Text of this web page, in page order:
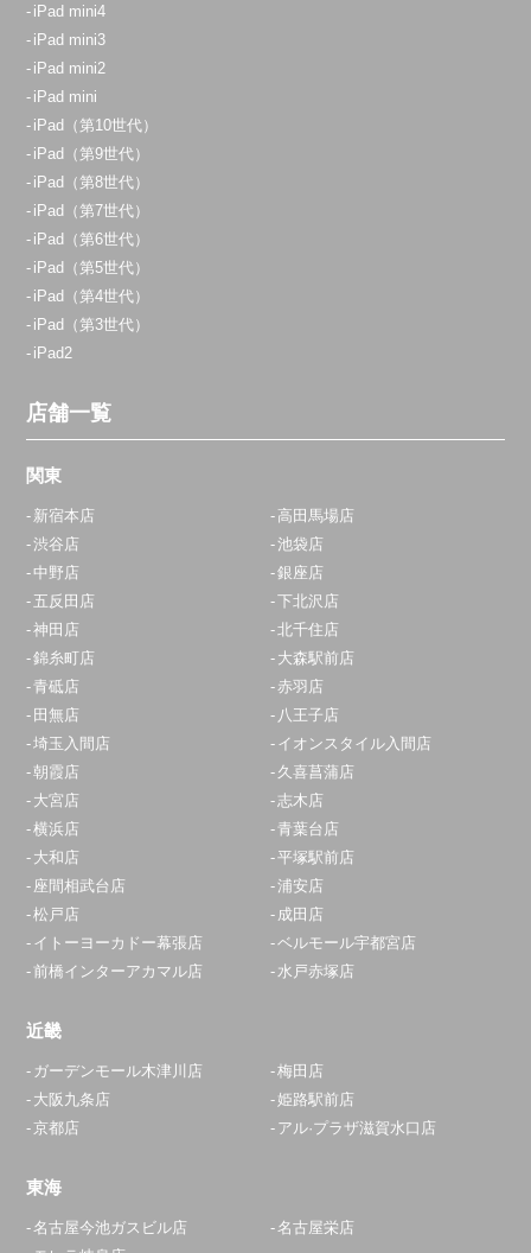
iPad mini4
iPad mini3
iPad mini2
iPad mini
iPad（第10世代）
iPad（第9世代）
iPad（第8世代）
iPad（第7世代）
iPad（第6世代）
iPad（第5世代）
iPad（第4世代）
iPad（第3世代）
iPad2
店舗一覧
関東
新宿本店
高田馬場店
渋谷店
池袋店
中野店
銀座店
五反田店
下北沢店
神田店
北千住店
錦糸町店
大森駅前店
青砥店
赤羽店
田無店
八王子店
埼玉入間店
イオンスタイル入間店
朝霞店
久喜菖蒲店
大宮店
志木店
横浜店
青葉台店
大和店
平塚駅前店
座間相武台店
浦安店
松戸店
成田店
イトーヨーカドー幕張店
ベルモール宇都宮店
前橋インターアカマル店
水戸赤塚店
近畿
ガーデンモール木津川店
梅田店
大阪九条店
姫路駅前店
京都店
アル·プラザ滋賀水口店
東海
名古屋今池ガスビル店
名古屋栄店